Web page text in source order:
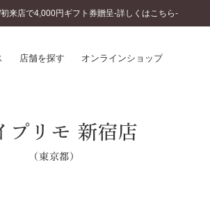
来店で4,000円ギフト券贈呈-詳しくはこちら-
店舗を探す オンラインショップ
婚約指輪とは
結婚指輪とは
セットリングとは
プリモ 新宿店
（東京都）